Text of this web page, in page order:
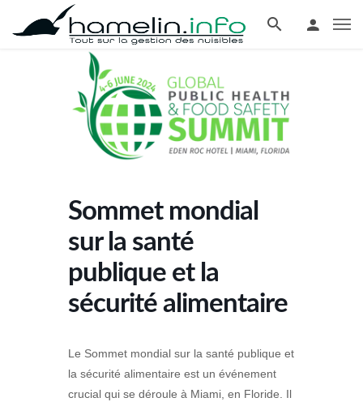
Sommet mondial
sur la santé
publique et la
sécurité alimentaire
Le Sommet mondial sur la santé publique et
la sécurité alimentaire est un événement
crucial qui se déroule à Miami, en Floride. Il